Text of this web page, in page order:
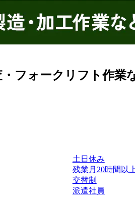
フォークリフト作
土日休み
残業月20時間以
交替制
派遣社員